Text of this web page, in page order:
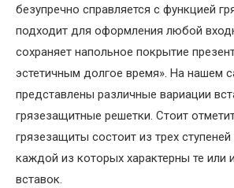
безупречно справляется с функцией
подходит для оформления любой
сохраняет напольное покрытие
эстетичным долгое время». На нашем
представлены различные вариации
грязезащитные решетки. Стоит
грязезащиты состоит из трех
каждой из которых характерны те или
вставок.